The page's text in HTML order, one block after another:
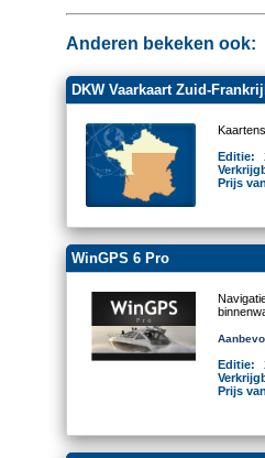
Anderen bekeken ook:
DKW Vaarkaart Zuid-
Editie:
Prijs
WinGPS 6 Pro
Editie:
Prijs